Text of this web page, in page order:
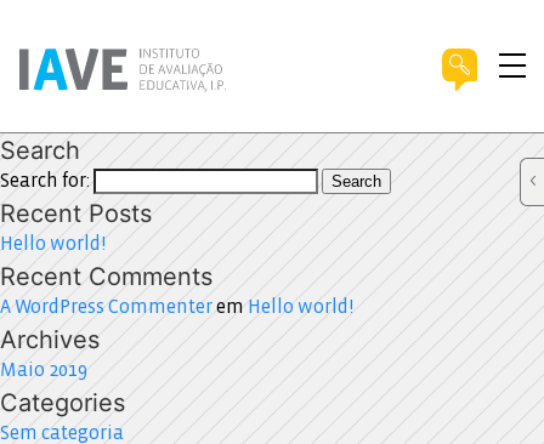
Search
Search for: Search
Recent Posts
Hello world!
Recent Comments
A WordPress Commenterem Hello world!
Archives
Maio 2019
Categories
Sem categoria